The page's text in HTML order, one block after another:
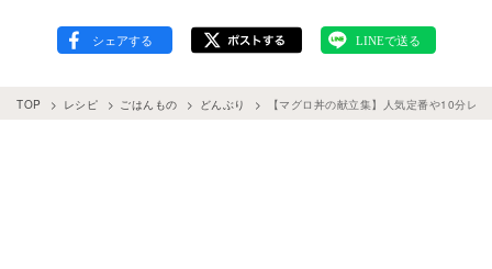
TOP レシピ ごはんもの どんぶり 【マグロ丼の献立集】人気定番や10分レ